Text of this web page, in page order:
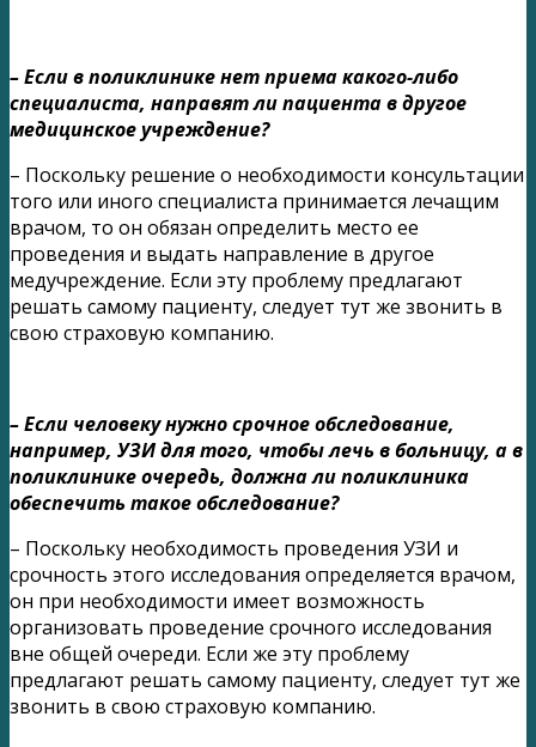
– Если в поликлинике нет приема какого-либо
специалиста, направят ли пациента в другое
медицинское учреждение?
– Поскольку решение о необходимости консультации
того или иного специалиста принимается лечащим
врачом, то он обязан определить место ее
проведения и выдать направление в другое
медучреждение. Если эту проблему предлагают
решать самому пациенту, следует тут же звонить в
свою страховую компанию.
– Если человеку нужно срочное обследование,
например, УЗИ для того, чтобы лечь в больницу, а в
поликлинике очередь, должна ли поликлиника
обеспечить такое обследование?
– Поскольку необходимость проведения УЗИ и
срочность этого исследования определяется врачом,
он при необходимости имеет возможность
организовать проведение срочного исследования
вне общей очереди. Если же эту проблему
предлагают решать самому пациенту, следует тут же
звонить в свою страховую компанию.